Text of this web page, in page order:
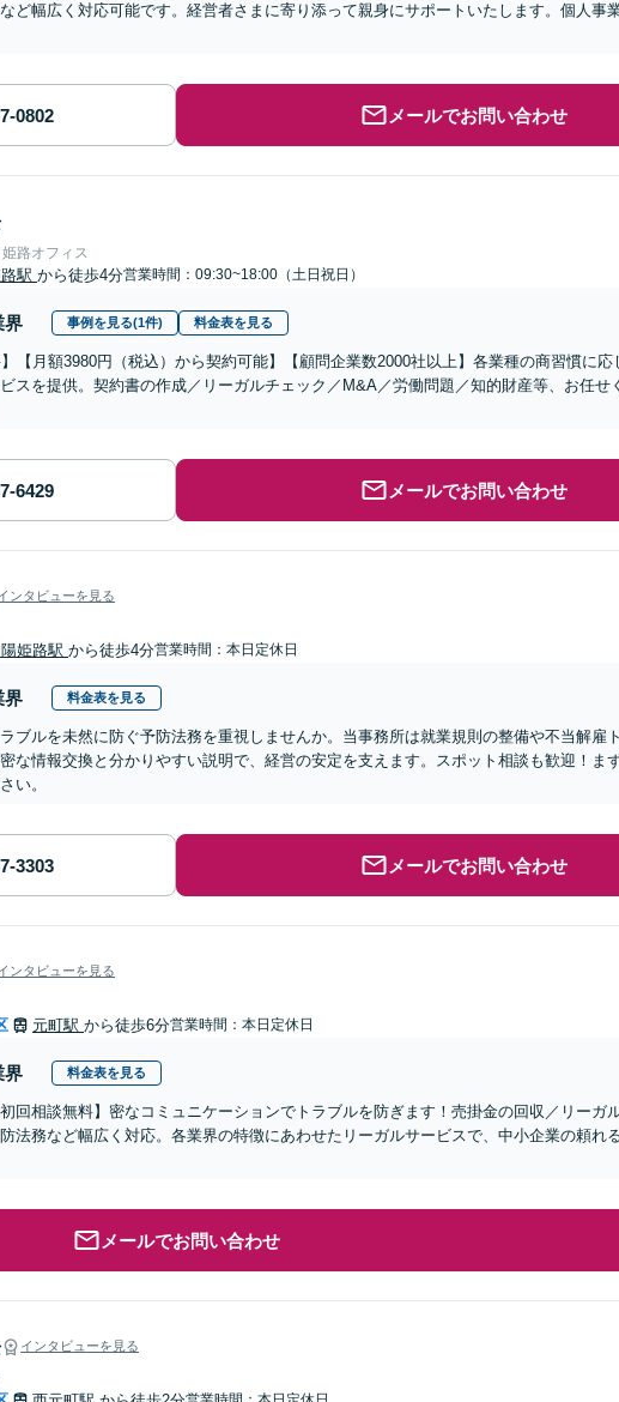
ど幅広く対応可能です。経営者さまに寄り添って親身にサポートいたします。個人事
メールでお問い合わせ
路オフィス
駅 から徒歩4分営業時間：09:30~18:00（土日祝日）
界 事例を見る(1件) 料金表を見る
】【月額3980円（税込）から契約可能】【顧問企業数2000社以上】各業種の商習慣に応
スを提供。契約書の作成／リーガルチェック／M&A／労働問題／知的財産等、お任せ
メールでお問い合わせ
ンタビューを見る
姫路駅 から徒歩4分営業時間：本日定休日
界 料金表を見る
ラブルを未然に防ぐ予防法務を重視しませんか。当事務所は就業規則の整備や不当解雇
な情報交換と分かりやすい説明で、経営の安定を支えます。スポット相談も歓迎！ま
い。
メールでお問い合わせ
ンタビューを見る
元町駅 から徒歩6分営業時間：本日定休日
界 料金表を見る
初回相談無料】密なコミュニケーションでトラブルを防ぎます！売掛金の回収／リーガ
法務など幅広く対応。各業界の特徴にあわせたリーガルサービスで、中小企業の頼れ
メールでお問い合わせ
インタビューを見る